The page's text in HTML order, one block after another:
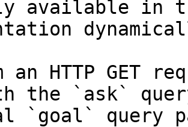
available in
an HTTP GET
the `ask`
`goal` query